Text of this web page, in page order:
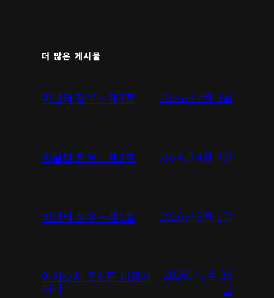
더 많은 게시물
이달의 창우 – 제3호 2026년 5월 3일
이달의 창우 – 제2호 2026년 4월 2일
이달의 창우 – 제1호 2026년 3월 1일
아카호시 포스트 비공개
처리
2026년 1월 28
일